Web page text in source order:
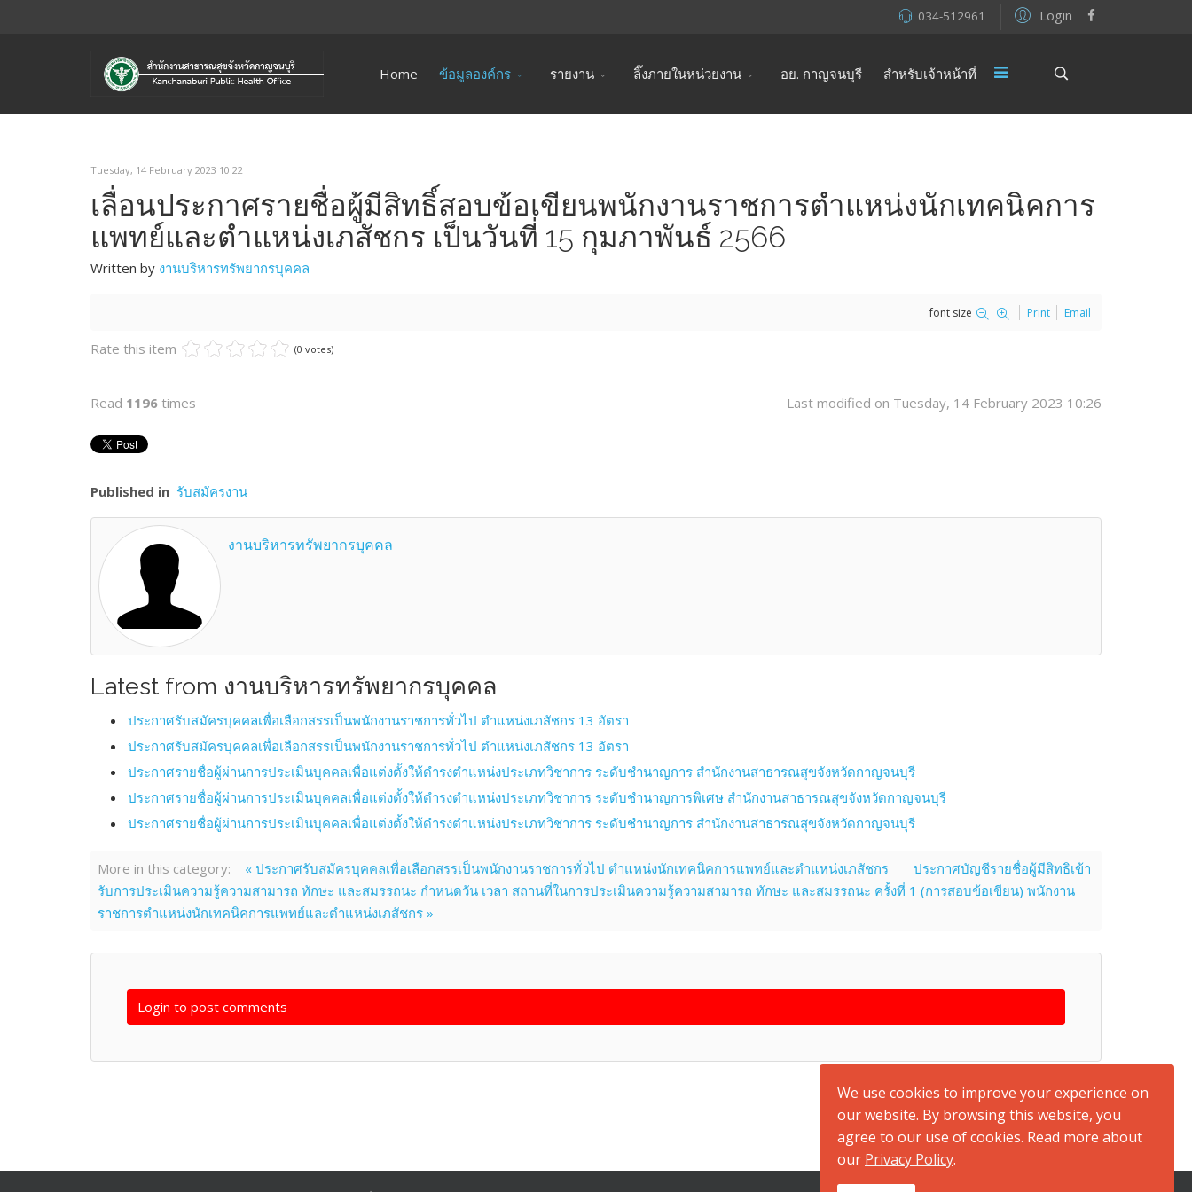
Login
034-512961
Home ข้อมูลองค์กร รายงาน ลิ๊งภายในหน่วยงาน อย. กาญจนบุรี สำหรับเจ้าหน้าที่
Tuesday, 14 February 2023 10:22
เลื่อนประกาศรายชื่อผู้มีสิทธิ์สอบข้อเขียนพนักงานราชการตำแหน่งนักเทคนิคการ
แพทย์และตำแหน่งเภสัชกร เป็นวันที่ 15 กุมภาพันธ์ 2566
Written by งานบริหารทรัพยากรบุคคล
font size Print Email
Rate this item (0 votes)
Read 1196 times Last modified on Tuesday, 14 February 2023 10:26
Published in รับสมัครงาน
งานบริหารทรัพยากรบุคคล
Latest from งานบริหารทรัพยากรบุคคล
ประกาศรับสมัครบุคคลเพื่อเลือกสรรเป็นพนักงานราชการทั่วไป ตำแหน่งเภสัชกร 13 อัตรา
ประกาศรับสมัครบุคคลเพื่อเลือกสรรเป็นพนักงานราชการทั่วไป ตำแหน่งเภสัชกร 13 อัตรา
ประกาศรายชื่อผู้ผ่านการประเมินบุคคลเพื่อแต่งตั้งให้ดำรงตำแหน่งประเภทวิชาการ ระดับชำนาญการ สำนักงานสาธารณสุขจังหวัดกาญจนบุรี
ประกาศรายชื่อผู้ผ่านการประเมินบุคคลเพื่อแต่งตั้งให้ดำรงตำแหน่งประเภทวิชาการ ระดับชำนาญการพิเศษ สำนักงานสาธารณสุขจังหวัดกาญจนบุรี
ประกาศรายชื่อผู้ผ่านการประเมินบุคคลเพื่อแต่งตั้งให้ดำรงตำแหน่งประเภทวิชาการ ระดับชำนาญการ สำนักงานสาธารณสุขจังหวัดกาญจนบุรี
More in this category: « ประกาศรับสมัครบุคคลเพื่อเลือกสรรเป็นพนักงานราชการทั่วไป ตำแหน่งนักเทคนิคการแพทย์และตำแหน่งเภสัชกร
ประกาศบัญชีรายชื่อผู้มีสิทธิเข้า
รับการประเมินความรู้ความสามารถ ทักษะ และสมรรถนะ กำหนดวัน เวลา สถานที่ในการประเมินความรู้ความสามารถ ทักษะ และสมรรถนะ ครั้งที่ 1 (การสอบข้อเขียน) พนักงาน
ราชการตำแหน่งนักเทคนิคการแพทย์และตำแหน่งเภสัชกร »
Login to post comments
We use cookies to improve your experience on
our website. By browsing this website, you
agree to our use of cookies. Read more about
our Privacy Policy.